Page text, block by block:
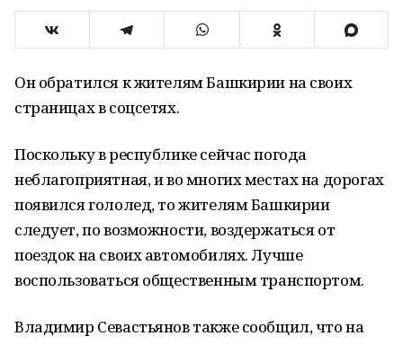
Он обратился к жителям Башкирии на своих
страницах в соцсетях.
Поскольку в республике сейчас погода
неблагоприятная, и во многих местах на дорогах
появился гололед, то жителям Башкирии
следует, по возможности, воздержаться от
поездок на своих автомобилях. Лучше
воспользоваться общественным транспортом.
Владимир Севастьянов также сообщил, что на